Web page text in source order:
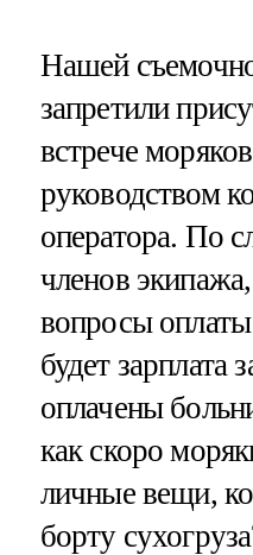
Нашей
запретили
встрече
руководством
оператора. По
членов
вопросы
будет зарплата
оплачены
как скоро
личные вещи,
борту